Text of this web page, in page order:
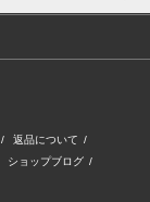
/ 返品について /
ショップブログ /